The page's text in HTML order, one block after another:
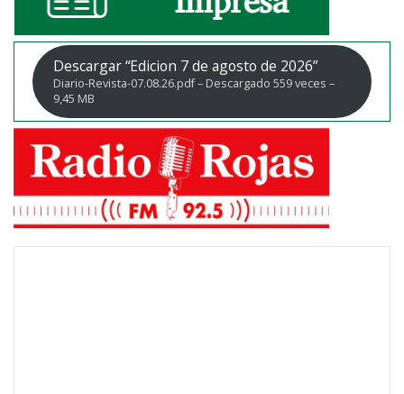
Descargar “Edicion 7 de agosto de 2026”
Diario-Revista-07.08.26.pdf – Descargado 559 veces –
9,45 MB